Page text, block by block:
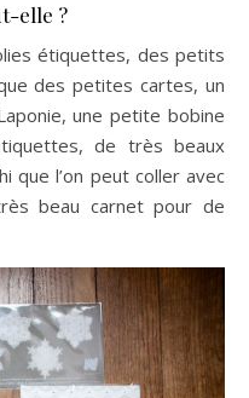
elle ?
étiquettes, des petits
des petites cartes, un
une petite bobine
de très beaux
que l’on peut coller avec
beau carnet pour de